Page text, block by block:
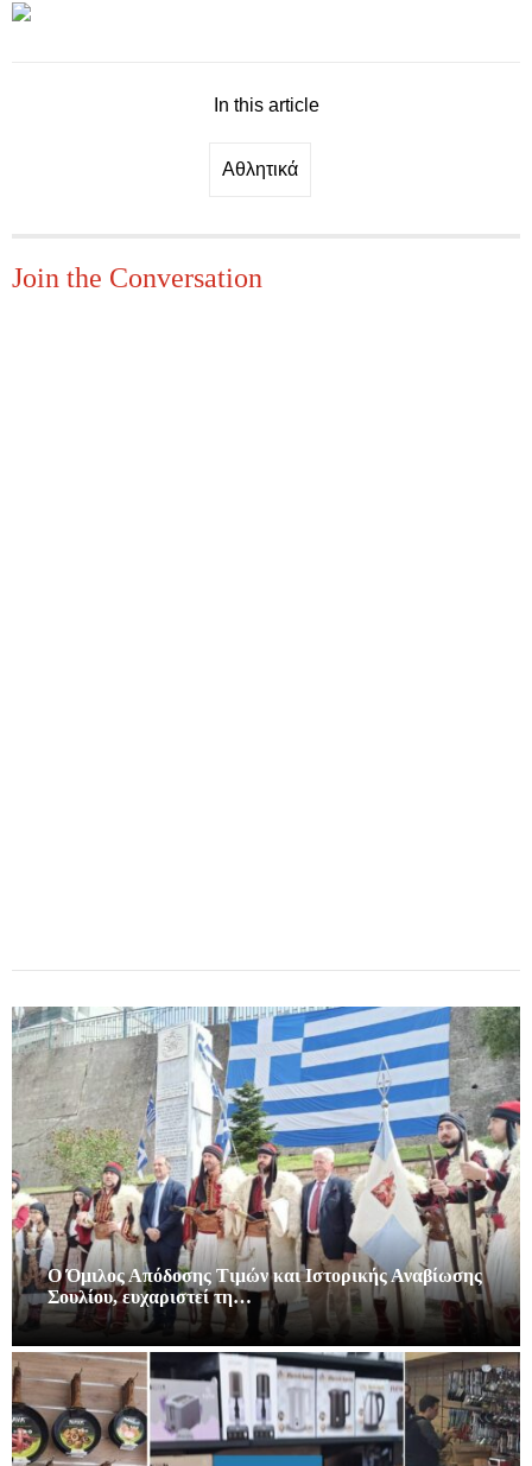
In this article
Αθλητικά
Join the Conversation
Ο Όμιλος Απόδοσης Τιμών και Ιστορικής Αναβίωσης
Σουλίου, ευχαριστεί τη…